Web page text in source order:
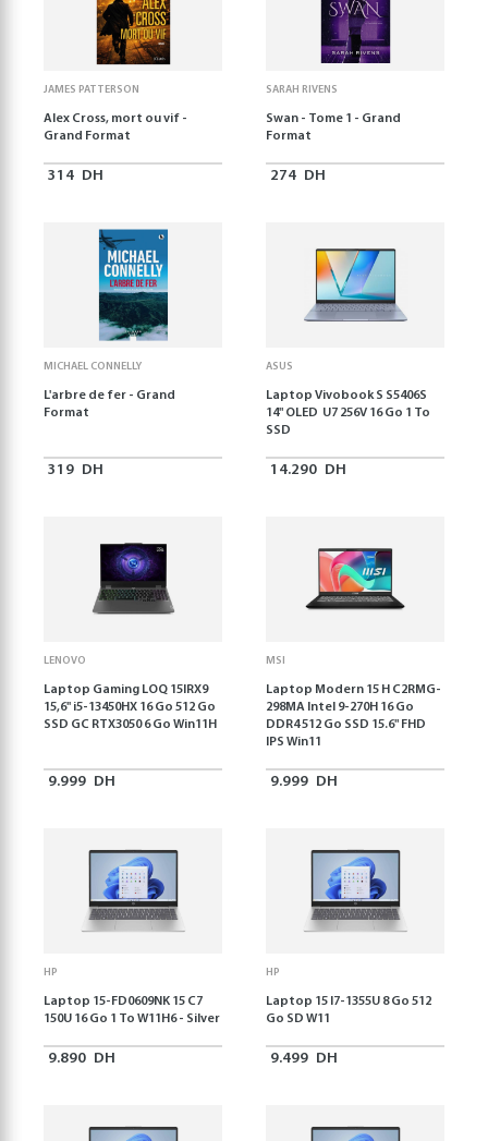
JAMES PATTERSON
Alex Cross, mort ou vif -
Grand Format
314 DH
SARAH RIVENS
Swan - Tome 1 - Grand
Format
274 DH
MICHAEL CONNELLY
L'arbre de fer - Grand
Format
319 DH
ASUS
Laptop Vivobook S S5406S
14" OLED U7 256V 16 Go 1 To
SSD
14.290 DH
LENOVO
Laptop Gaming LOQ 15IRX9
15,6'' i5-13450HX 16 Go 512 Go
SSD GC RTX3050 6 Go Win11H
9.999 DH
MSI
Laptop Modern 15 H C2RMG-
298MA Intel 9-270H 16 Go
DDR4 512 Go SSD 15.6" FHD
IPS Win11
9.999 DH
HP
Laptop 15-FD0609NK 15 C7
150U 16 Go 1 To W11H6 - Silver
9.890 DH
HP
Laptop 15 I7-1355U 8 Go 512
Go SD W11
9.499 DH